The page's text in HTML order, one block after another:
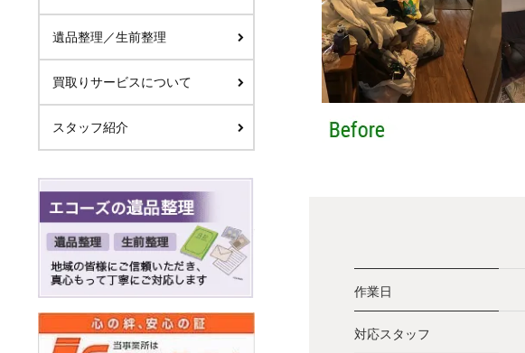
遺品整理／生前整理
買取りサービスについて
スタッフ紹介
作業日
対応スタッフ